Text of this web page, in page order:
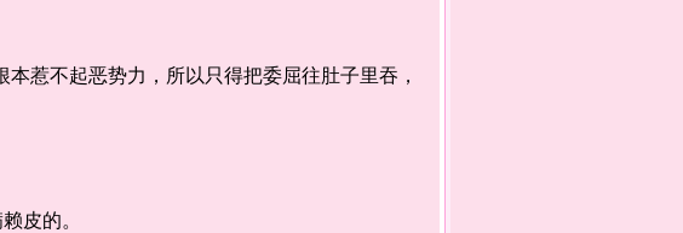
惹不起恶势力，所以只得把委屈往肚子里吞，
皮的。